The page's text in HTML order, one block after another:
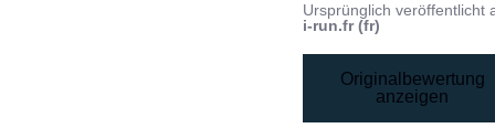
Ursprünglich veröffentlicht
i-run.fr (fr)
Originalbewertung
anzeigen